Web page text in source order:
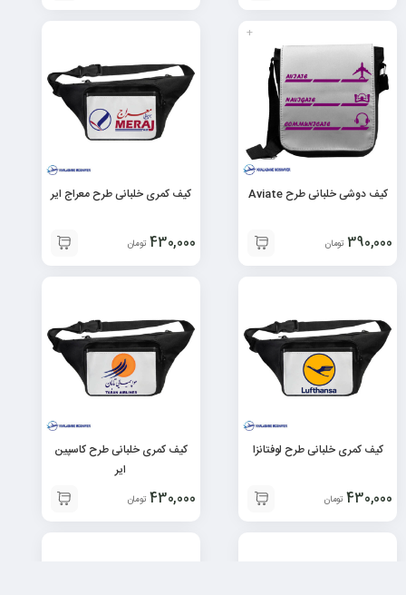
+
کیف دوشی خلبانی طرح Aviate
390,000 تومان
کیف کمری خلبانی طرح معراج ایر
430,000 تومان
کیف کمری خلبانی طرح لوفتانزا
430,000 تومان
کیف کمری خلبانی طرح کاسپین
ایر
430,000 تومان